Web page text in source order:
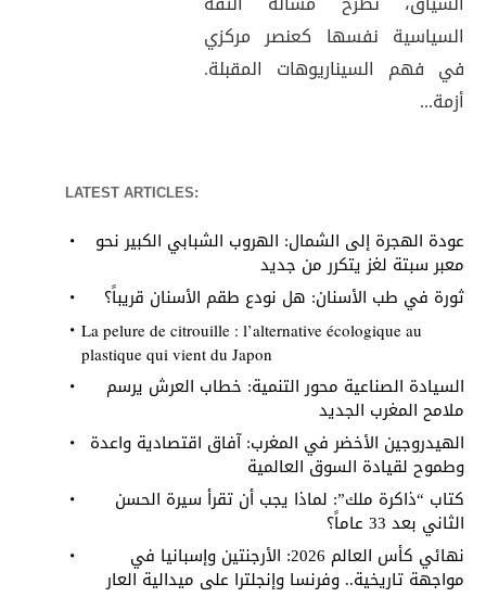
السياسية نفسها كعنصر مركزي
في فهم السيناريوهات المقبلة.
أزمة...
LATEST ARTICLES:
عودة الهجرة إلى الشمال: الهروب الشبابي الكبير نحو
معبر سبتة لغز يتكرر من جديد
ثورة في طب الأسنان: هل نودع طقم الأسنان قريباً؟
La pelure de citrouille : l’alternative écologique au
plastique qui vient du Japon
السيادة الصناعية محور التنمية: خطاب العرش يرسم
ملامح المغرب الجديد
الهيدروجين الأخضر في المغرب: آفاق اقتصادية واعدة
وطموح لقيادة السوق العالمية
كتاب “ذاكرة ملك”: لماذا يجب أن تقرأ سيرة الحسن
الثاني بعد 33 عاماً؟
نهائي كأس العالم 2026: الأرجنتين وإسبانيا في
مواجهة تاريخية.. وفرنسا وإنجلترا على ميدالية العار